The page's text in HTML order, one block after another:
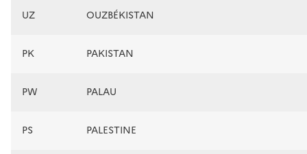
UZ OUZBÉKISTAN
PK PAKISTAN
PW PALAU
PS PALESTINE